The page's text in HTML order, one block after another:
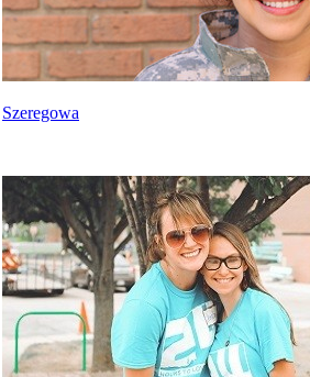
Szeregowa